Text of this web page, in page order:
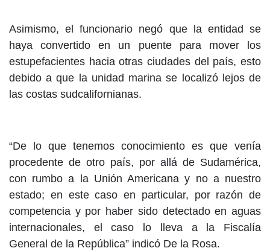
Asimismo, el funcionario negó que la entidad se
haya convertido en un puente para mover los
estupefacientes hacia otras ciudades del país, esto
debido a que la unidad marina se localizó lejos de
las costas sudcalifornianas.
“De lo que tenemos conocimiento es que venía
procedente de otro país, por allá de Sudamérica,
con rumbo a la Unión Americana y no a nuestro
estado; en este caso en particular, por razón de
competencia y por haber sido detectado en aguas
internacionales, el caso lo lleva a la Fiscalía
General de la República” indicó De la Rosa.